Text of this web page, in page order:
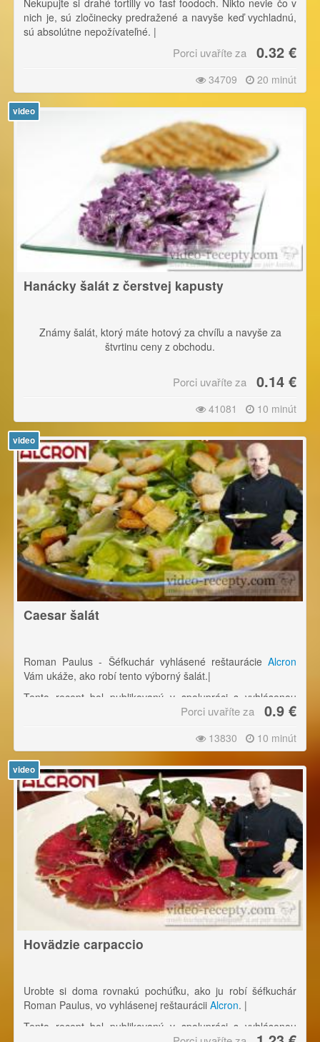
Nekupujte si drahé tortilly vo fasf foodoch. Nikto nevie čo v
nich je, sú zločinecky predražené a navyše keď vychladnú,
sú absolútne nepožívateľné. |
Z uvedeného množstva vyrobíme minimálne 10 tortill.
Porci uvaříte za 0.32 €
34709 20 minút
video
Hanácky šalát z čerstvej kapusty
Známy šalát, ktorý máte hotový za chvíľu a navyše za
štvrtinu ceny z obchodu.
Porci uvaříte za 0.14 €
41081 10 minút
video
Caesar šalát
Roman Paulus - Šéfkuchár vyhlásené reštaurácie Alcron
Vám ukáže, ako robí tento výborný šalát.|
Tento recept bol publikovaný v spolupráci s vyhlásenou
- držiteľ dvochMichelinských
Porci uvaříte za 0.9 €
13830 10 minút
video
Hovädzie carpaccio
Urobte si doma rovnakú pochúťku, ako ju robí šéfkuchár
Roman Paulus, vo vyhlásenej reštaurácii Alcron. |
Tento recept bol publikovaný v spolupráci s vyhlásenou